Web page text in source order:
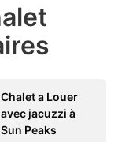
Chalet a Louer
avec jacuzzi à
Sun Peaks